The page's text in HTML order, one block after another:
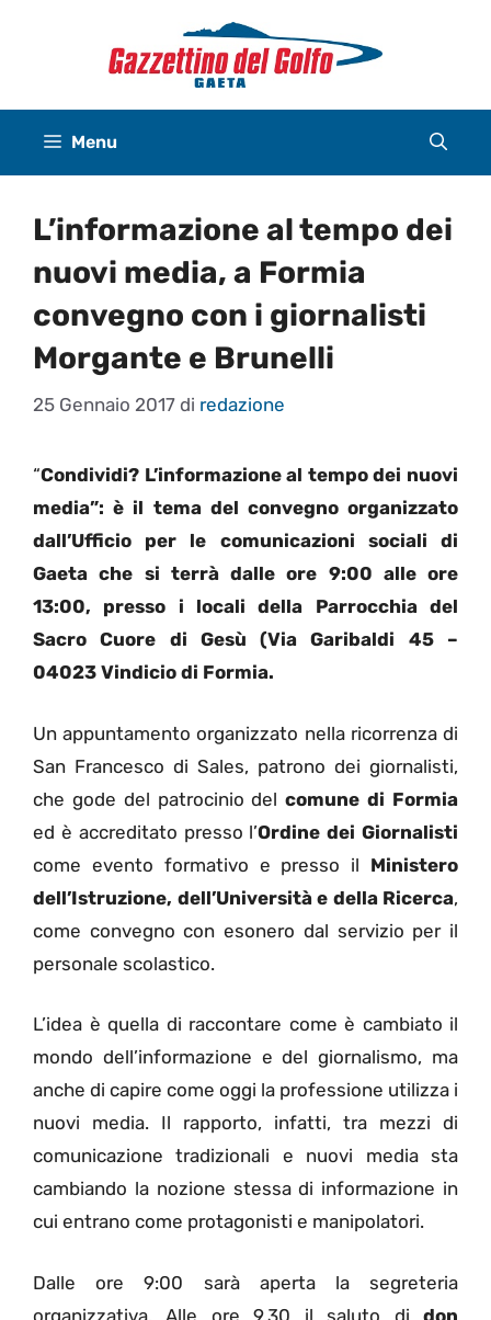
Menu
L’informazione al tempo dei
nuovi media, a Formia
convegno con i giornalisti
Morgante e Brunelli
25 Gennaio 2017 di redazione
“Condividi? L’informazione al tempo dei nuovi
media”: è il tema del convegno organizzato
dall’Ufficio per le comunicazioni sociali di
Gaeta che si terrà dalle ore 9:00 alle ore
13:00, presso i locali della Parrocchia del
Sacro Cuore di Gesù (Via Garibaldi 45 –
04023 Vindicio di Formia.
Un appuntamento organizzato nella ricorrenza di
San Francesco di Sales, patrono dei giornalisti,
che gode del patrocinio delcomune di Formia
ed è accreditato presso l’Ordine dei Giornalisti
come evento formativo e presso il Ministero
dell’Istruzione, dell’Università e della Ricerca,
come convegno con esonero dal servizio per il
personale scolastico.
L’idea è quella di raccontare come è cambiato il
mondo dell’informazione e del giornalismo, ma
anche di capire come oggi la professione utilizza i
nuovi media. Il rapporto, infatti, tra mezzi di
comunicazione tradizionali e nuovi media sta
cambiando la nozione stessa di informazione in
cui entrano come protagonisti e manipolatori.
Dalle ore 9:00 sarà aperta la segreteria
organizzativa. Alle ore 9.30 il saluto di don